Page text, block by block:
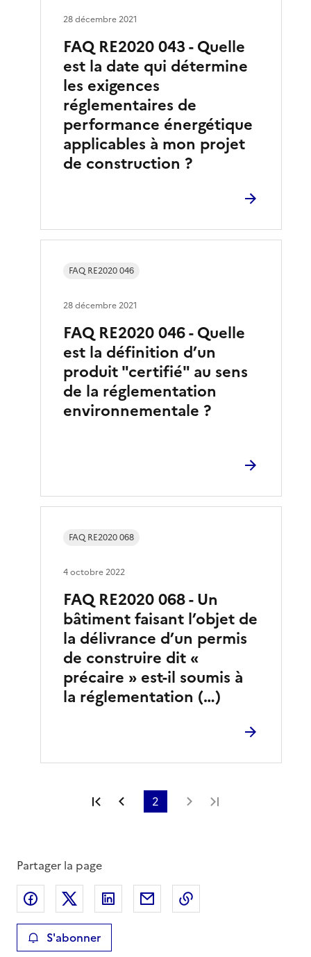
FAQ RE2020 043 - Quelle
est la date qui détermine
les exigences
réglementaires de
performance énergétique
applicables à mon projet
de construction ?
28 décembre 2021
FAQ RE2020 046 - Quelle
est la définition d’un
produit "certifié" au sens
de la réglementation
environnementale ?
FAQ RE2020 046
28 décembre 2021
FAQ RE2020 068 - Un
bâtiment faisant l’objet de
la délivrance d’un permis
de construire dit «
précaire » est-il soumis à
la réglementation (…)
FAQ RE2020 068
4 octobre 2022
Première page
Page précédente
2 Page suivante
Partager la page
Partager sur Facebook
Partager sur XPartager sur LinkedIn
Partager par email
S'abonner